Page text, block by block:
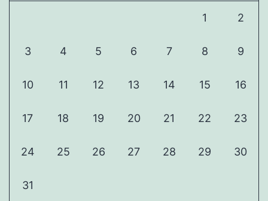
1 2
3 4 5 6 7 8 9
10 11 12 13 14 15 16
17 18 19 20 21 22 23
24 25 26 27 28 29 30
31